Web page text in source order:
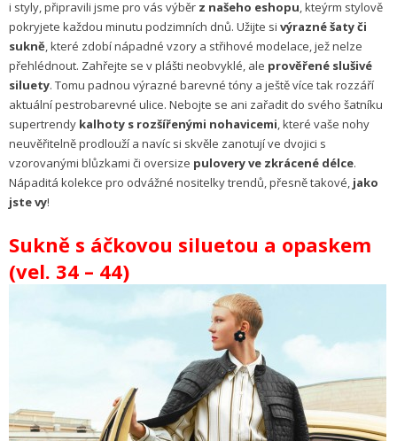
i styly, připravili jsme pro vás výběr z našeho eshopu, kteýrm stylově
pokryjete každou minutu podzimních dnů. Užijte si výrazné šaty či
sukně, které zdobí nápadné vzory a střihové modelace, jež nelze
přehlédnout. Zahřejte se v plášti neobvyklé, ale prověřené slušivé
siluety. Tomu padnou výrazné barevné tóny a ještě více tak rozzáří
aktuální pestrobarevné ulice. Nebojte se ani zařadit do svého šatníku
supertrendy kalhoty s rozšířenými nohavicemi, které vaše nohy
neuvěřitelně prodlouží a navíc si skvěle zanotují ve dvojici s
vzorovanými blůzkami či oversize pulovery ve zkrácené délce.
Nápaditá kolekce pro odvážné nositelky trendů, přesně takové, jako
jste vy!
Sukně s áčkovou siluetou a opaskem
(vel. 34 – 44)